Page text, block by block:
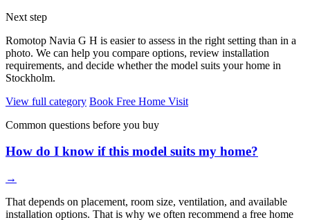
Next step
Romotop Navia G H is easier to assess in the right setting than in a
photo. We can help you compare options, review installation
requirements, and decide whether the model suits your home in
Stockholm.
View full category Book Free Home Visit
Common questions before you buy
How do I know if this model suits my home?
→
That depends on placement, room size, ventilation, and available
installation options. That is why we often recommend a free home